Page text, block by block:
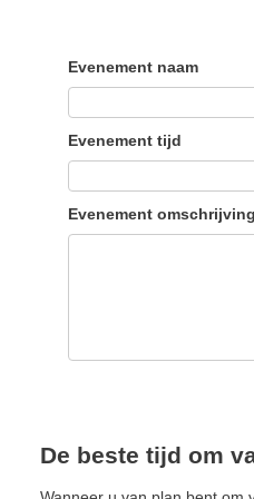
Evenement naam
Evenement tijd
Evenement omschrijving
De beste tijd om